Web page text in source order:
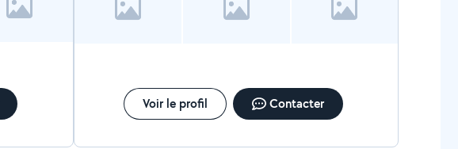
Voir le profil Contacter